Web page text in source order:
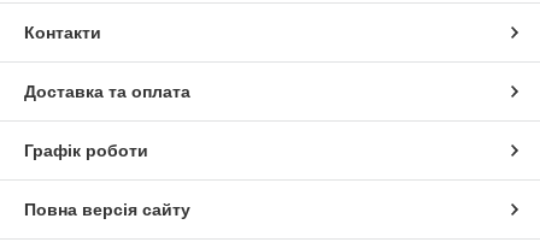
Контакти
Доставка та оплата
Графік роботи
Повна версія сайту